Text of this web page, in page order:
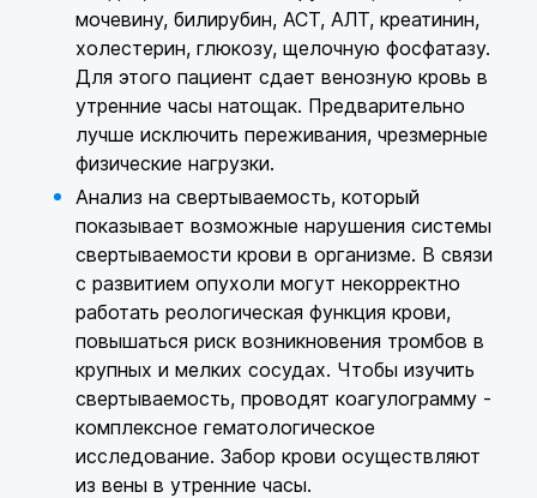
мочевину, билирубин, АСТ, АЛТ, креатинин,
холестерин, глюкозу, щелочную фосфатазу.
Для этого пациент сдает венозную кровь в
утренние часы натощак. Предварительно
лучше исключить переживания, чрезмерные
физические нагрузки.
Анализ на свертываемость, который
показывает возможные нарушения системы
свертываемости крови в организме. В связи
с развитием опухоли могут некорректно
работать реологическая функция крови,
повышаться риск возникновения тромбов в
крупных и мелких сосудах. Чтобы изучить
свертываемость, проводят коагулограмму -
комплексное гематологическое
исследование. Забор крови осуществляют
из вены в утренние часы.